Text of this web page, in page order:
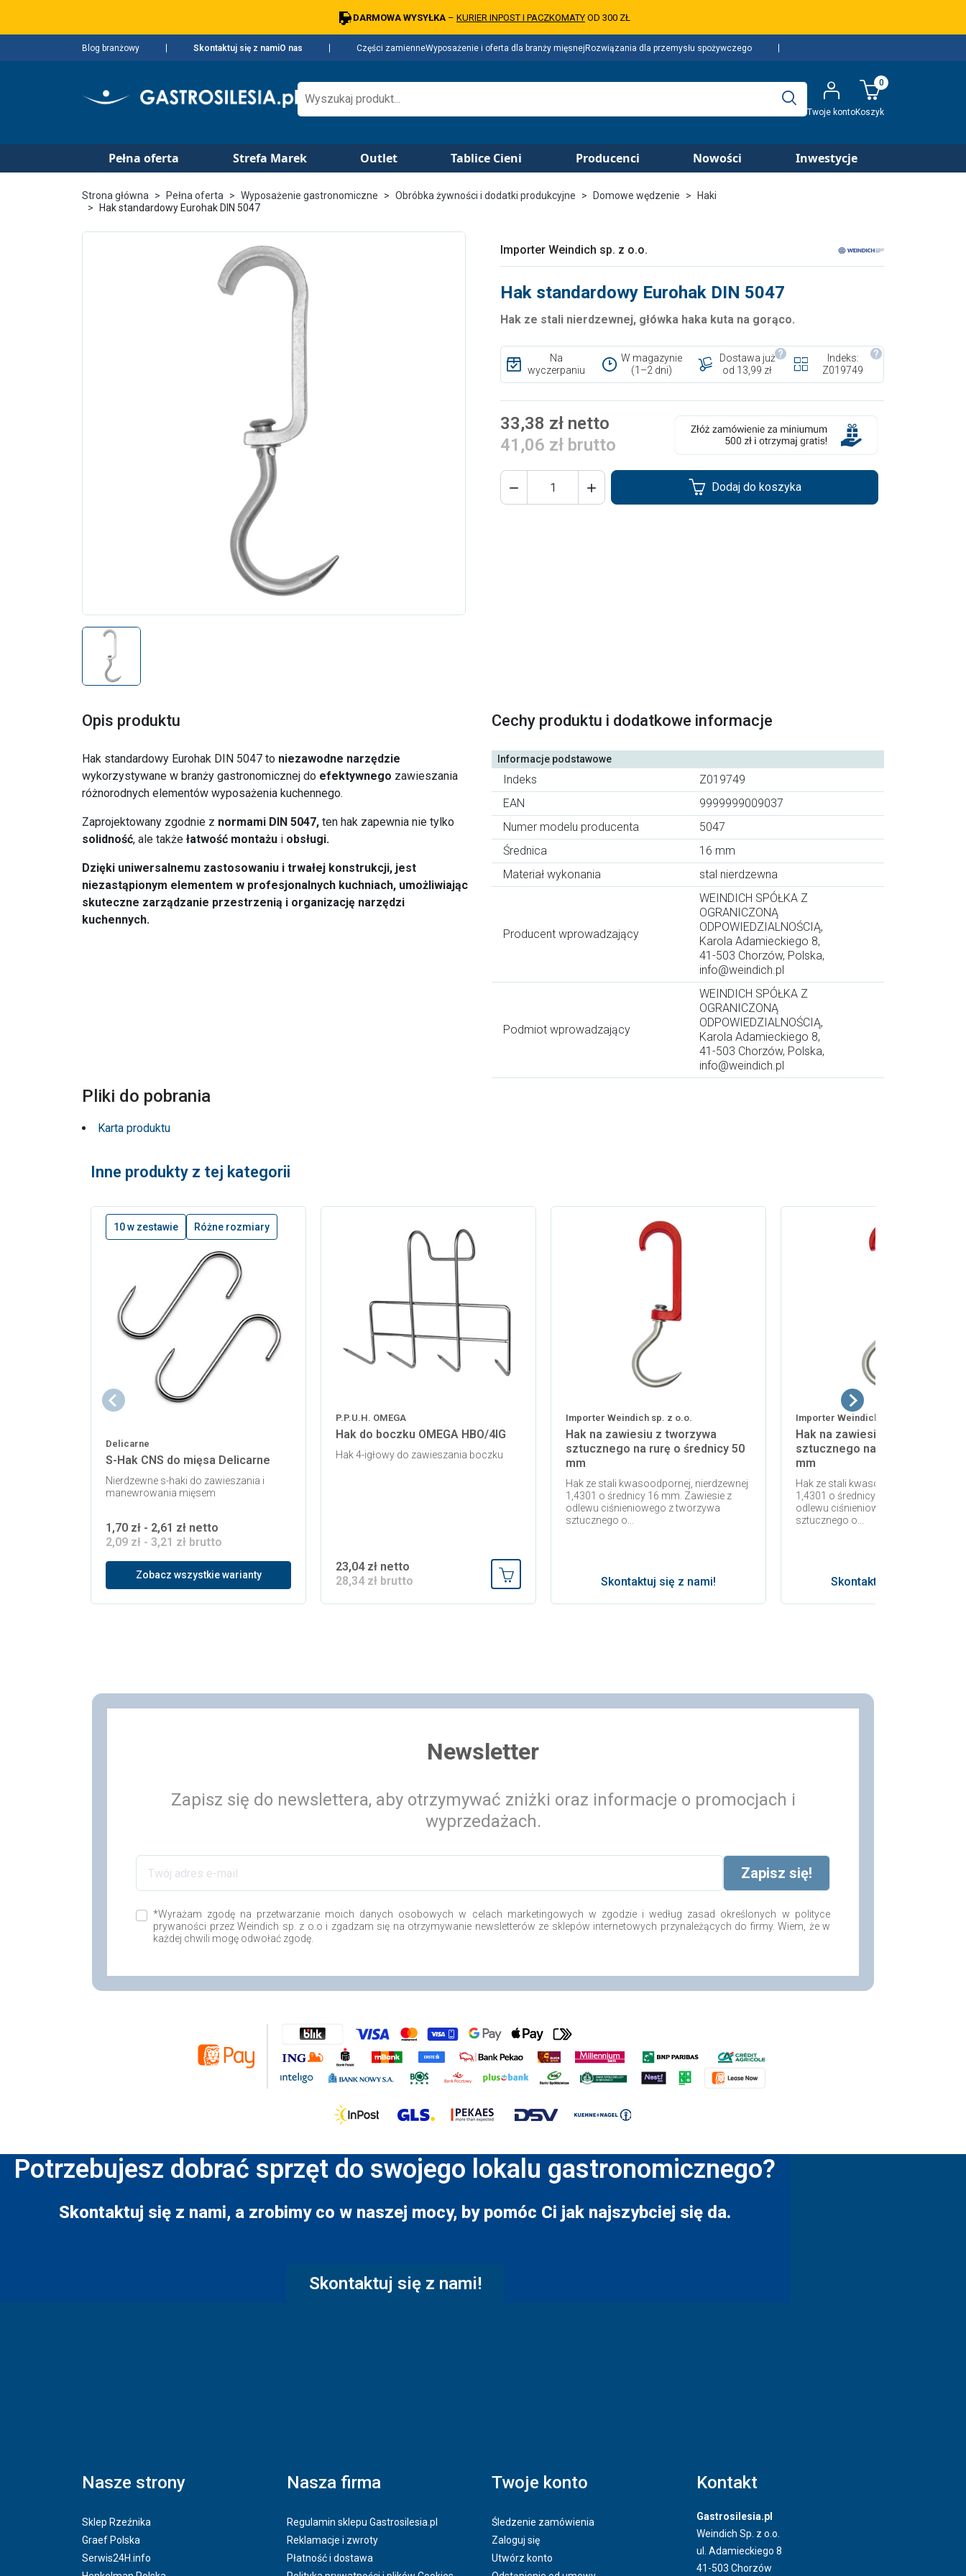
DARMOWA WYSYŁKA – KURIER INPOST I PACZKOMATY OD 300 ZŁ
Blog branżowy Skontaktuj się z namiO nas Części zamienneWyposażenie i oferta dla branży mięsnejRozwiązania dla przemysłu spożywczego
Twoje kontoKoszyk
0
Pełna oferta Strefa Marek Outlet Tablice Cieni Producenci Nowości Inwestycje
Strona główna Pełna oferta Wyposażenie gastronomiczne Obróbka żywności i dodatki produkcyjne Domowe wędzenie
Haki
Hak standardowy Eurohak DIN 5047
Importer Weindich sp. z o.o.
Hak standardowy Eurohak DIN 5047
Hak ze stali nierdzewnej, główka haka kuta na gorąco.
Na
wyczerpaniu
W magazynie
(1–2 dni)
Dostawa już
od 13,99 zł
Indeks:
Z019749
33,38 zł netto
41,06 zł brutto
  Dodaj do koszyka
Opis produktu
Hak standardowy Eurohak DIN 5047 to niezawodne narzędzie
wykorzystywane w branży gastronomicznej do efektywnego zawieszania
różnorodnych elementów wyposażenia kuchennego.
Zaprojektowany zgodnie z normami DIN 5047, ten hak zapewnia nie tylko
solidność, ale także łatwość montażu i obsługi.
Dzięki uniwersalnemu zastosowaniu i trwałej konstrukcji, jest
niezastąpionym elementem w profesjonalnych kuchniach, umożliwiając
skuteczne zarządzanie przestrzenią i organizację narzędzi
kuchennych.
Cechy produktu i dodatkowe informacje
Informacje podstawowe
Indeks
Z019749
EAN
9999999009037
Numer modelu producenta
5047
Średnica
16 mm
Materiał wykonania
stal nierdzewna
Producent wprowadzający
WEINDICH SPÓŁKA Z
OGRANICZONĄ
ODPOWIEDZIALNOŚCIĄ,
Karola Adamieckiego 8,
41-503 Chorzów, Polska,
info@weindich.pl
Podmiot wprowadzający
WEINDICH SPÓŁKA Z
OGRANICZONĄ
ODPOWIEDZIALNOŚCIĄ,
Karola Adamieckiego 8,
41-503 Chorzów, Polska,
info@weindich.pl
Pliki do pobrania
Karta produktu
Inne produkty z tej kategorii
10 w zestawie Różne rozmiary
Delicarne
S-Hak CNS do mięsa Delicarne
Nierdzewne s-haki do zawieszania i
manewrowania mięsem
1,70 zł - 2,61 zł netto
2,09 zł - 3,21 zł brutto
Zobacz wszystkie warianty
P.P.U.H. OMEGA
Hak do boczku OMEGA HBO/4IG
Hak 4-igłowy do zawieszania boczku
23,04 zł netto
28,34 zł brutto
Importer Weindich sp. z o.o.
Hak na zawiesiu z tworzywa
sztucznego na rurę o średnicy 50
mm
Hak ze stali kwasoodpornej, nierdzewnej
1,4301 o średnicy 16 mm. Zawiesie z
odlewu ciśnieniowego z tworzywa
sztucznego o...
Skontaktuj się z nami!
Importer Weindich sp. z o.o.
Hak na zawiesiu z tworzywa
sztucznego na rurę o średnicy
mm
Hak ze stali kwasoodpornej,
1,4301 o średnicy 16 mm. Zawiesie z
odlewu ciśnieniowego z tworzywa
sztucznego o...
Skontaktuj się z nami!
Newsletter
Zapisz się do newslettera, aby otrzymywać zniżki oraz informacje o promocjach i
wyprzedażach.
*Wyrażam zgodę na przetwarzanie moich danych osobowych w celach marketingowych w zgodzie i według zasad określonych w polityce
prywaności przez Weindich sp. z o.o i zgadzam się na otrzymywanie newsletterów ze sklepów internetowych przynależących do firmy. Wiem, że w
każdej chwili mogę odwołać zgodę.
Potrzebujesz dobrać sprzęt do swojego lokalu gastronomicznego?
Skontaktuj się z nami, a zrobimy co w naszej mocy, by pomóc Ci jak najszybciej się da.
Skontaktuj się z nami!
Nasze strony
Sklep Rzeźnika
Graef Polska
Serwis24H.info
Nasza firma
Regulamin sklepu Gastrosilesia.pl
Reklamacje i zwroty
Płatność i dostawa
Twoje konto
Śledzenie zamówienia
Zaloguj się
Utwórz konto
Kontakt
Gastrosilesia.pl
Weindich Sp. z o.o.
ul. Adamieckiego 8
41-503 Chorzów